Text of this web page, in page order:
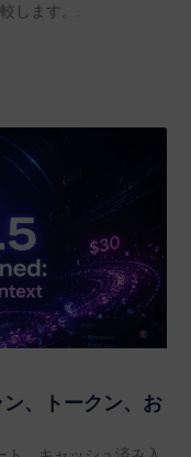
します。.
、トークン、お